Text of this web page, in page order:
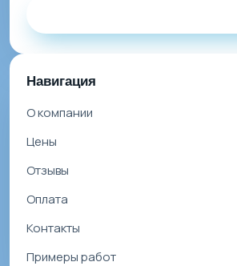
Навигация
О компании
Цены
Отзывы
Оплата
Контакты
Примеры работ